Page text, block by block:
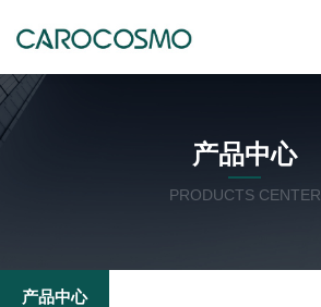
产品中心
PRODUCTS CENTER
产品中心